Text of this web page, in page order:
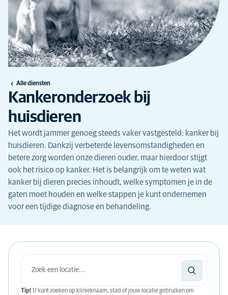
Alle diensten
Kankeronderzoek bij
huisdieren
Het wordt jammer genoeg steeds vaker vastgesteld: kanker bij
huisdieren. Dankzij verbeterde levensomstandigheden en
betere zorg worden onze dieren ouder, maar hierdoor stijgt
ook het risico op kanker. Het is belangrijk om te weten wat
kanker bij dieren precies inhoudt, welke symptomen je in de
gaten moet houden en welke stappen je kunt ondernemen
voor een tijdige diagnose en behandeling.
Tip! U kunt zoeken op klinieknaam, stad of jouw locatie gebruiken om